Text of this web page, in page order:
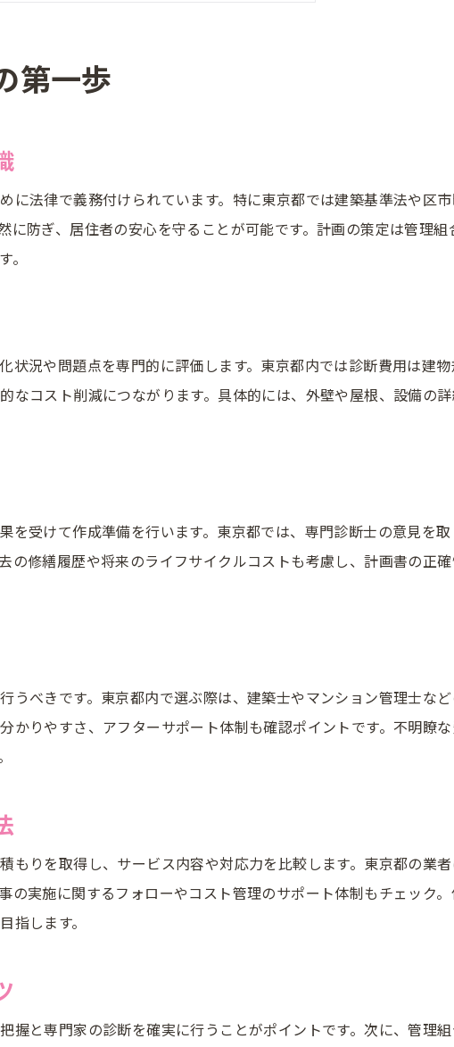
都で安心な長期修繕計画を始めるコツ
協会によるマンション建物診断の流れ
劣化診断業者選定のポイントとコツ
修繕計画と建物診断の連動が生む効果
計画作成と診断士資格の重要性を考える
作成を検討する際の注目ポイント
修繕計画作成時の費用相場と単価表の見方
ション管理センターを活用した情報収集術
協会と連携した修繕計画の精度向上法
修繕計画書の正しい入手・活用方法
計画の周期と診断協会の役割を解説
診断のタイミングと周期の考え方
作成業者と協会の連携による周期最適化
周期のズレを防ぐための実践ポイント
修繕計画で診断協会を活用するメリット
診断と協会のサポート体制を知る
活用で業者選びと修繕費用を効率化
ション管理での協会連携事例を紹介
修繕計画作成をサポートする協会の役割
建物維持管理へ導く修繕計画の秘訣
第一歩
に法律で義務付けられています。特に東京都では建築基準法や区
防ぎ、居住者の安心を守ることが可能です。計画の策定は管理
況や問題点を専門的に評価します。東京都内では診断費用は建
コスト削減につながります。具体的には、外壁や屋根、設備の
受けて作成準備を行います。東京都では、専門診断士の意見を
修繕履歴や将来のライフサイクルコストも考慮し、計画書の正
べきです。東京都内で選ぶ際は、建築士やマンション管理士など
かりやすさ、アフターサポート体制も確認ポイントです。不明瞭
もりを取得し、サービス内容や対応力を比較します。東京都の業
の実施に関するフォローやコスト管理のサポート体制もチェック
指します。
握と専門家の診断を確実に行うことがポイントです。次に、管理